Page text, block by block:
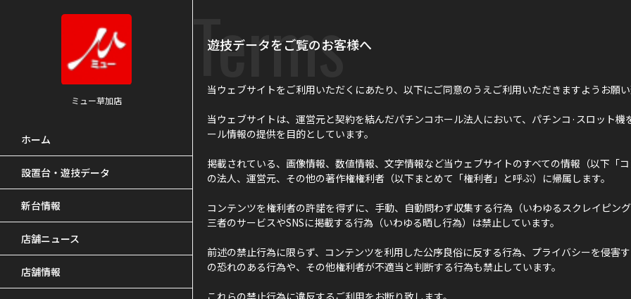
ミュー草加店
ホーム
設置台・遊技データ
新台情報
店舗ニュース
店舗情報
Terms
遊技データをご覧のお客様へ
当ウェブサイトをご利用いただくにあたり、以下にご同意のうえご利用いただきますようお願い
当ウェブサイトは、運営元と契約を結んだパチンコホール法人において、パチンコ·スロット
ール情報の提供を目的としています。
掲載されている、画像情報、数値情報、文字情報など当ウェブサイトのすべての情報（以下「
の法人、運営元、その他の著作権権利者（以下まとめて「権利者」と呼ぶ）に帰属します。
コンテンツを権利者の許諾を得ずに、手動、自動問わず収集する行為（いわゆるスクレイピン
三者のサービスやSNSに掲載する行為（いわゆる晒し行為）は禁止しています。
前述の禁止行為に限らず、コンテンツを利用した公序良俗に反する行為、プライバシーを侵害
の恐れのある行為や、その他権利者が不適当と判断する行為も禁止しています。
これらの禁止行為に違反するご利用をお断り致します。